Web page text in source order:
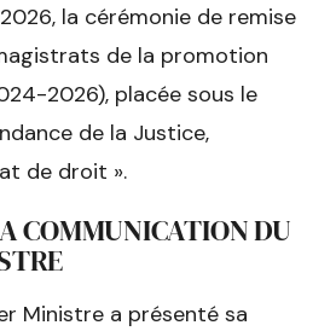
la cérémonie de remise
de la promotion
2026), placée sous le
de la Justice,
de droit ».
COMMUNICATION DU
Ministre a présenté sa